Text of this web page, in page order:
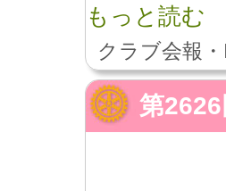
もっと読む
クラブ会報
第